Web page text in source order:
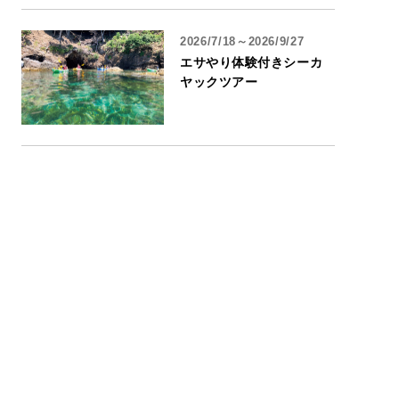
2026/7/18～2026/9/27
エサやり体験付きシーカ
ヤックツアー